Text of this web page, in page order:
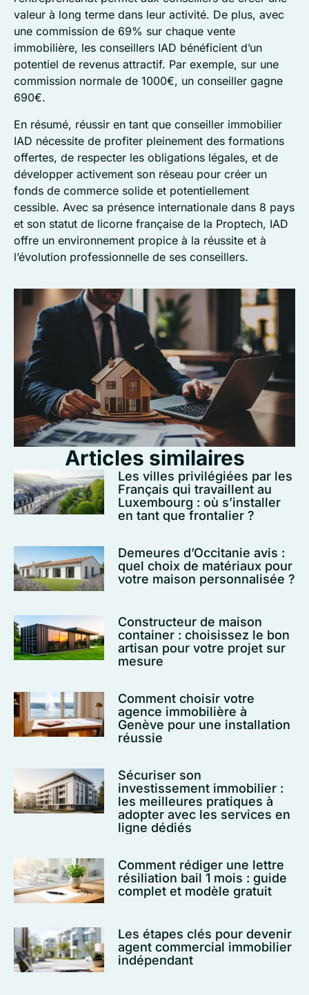
valeur à long terme dans leur activité. De plus, avec
une commission de 69% sur chaque vente
immobilière, les conseillers IAD bénéficient d’un
potentiel de revenus attractif. Par exemple, sur une
commission normale de 1000€, un conseiller gagne
690€.
En résumé, réussir en tant que conseiller immobilier
IAD nécessite de profiter pleinement des formations
offertes, de respecter les obligations légales, et de
développer activement son réseau pour créer un
fonds de commerce solide et potentiellement
cessible. Avec sa présence internationale dans 8 pays
et son statut de licorne française de la Proptech, IAD
offre un environnement propice à la réussite et à
l’évolution professionnelle de ses conseillers.
Articles similaires
Les villes privilégiées par les
Français qui travaillent au
Luxembourg : où s’installer
en tant que frontalier ?
Demeures d’Occitanie avis :
quel choix de matériaux pour
votre maison personnalisée ?
Constructeur de maison
container : choisissez le bon
artisan pour votre projet sur
mesure
Comment choisir votre
agence immobilière à
Genève pour une installation
réussie
Sécuriser son
investissement immobilier :
les meilleures pratiques à
adopter avec les services en
ligne dédiés
Comment rédiger une lettre
résiliation bail 1 mois : guide
complet et modèle gratuit
Les étapes clés pour devenir
agent commercial immobilier
indépendant